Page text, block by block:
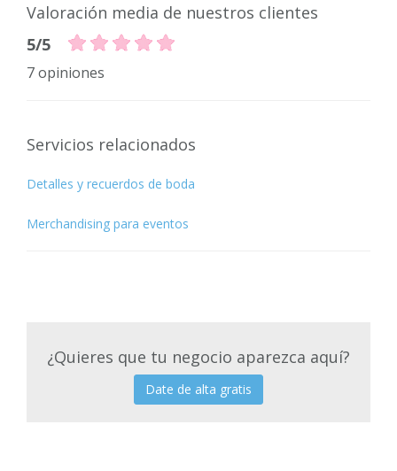
Valoración media de nuestros clientes
5/5
7 opiniones
Servicios relacionados
Detalles y recuerdos de boda
Merchandising para eventos
¿Quieres que tu negocio aparezca aquí?
Date de alta gratis